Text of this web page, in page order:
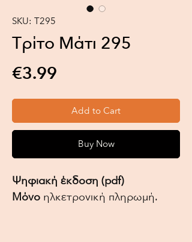
SKU: Τ295
Τρίτο Μάτι 295
€3.99
Add to Cart
Buy Now
Ψηφιακή έκδοση (pdf)
Μόνο ηλκετρονική πληρωμή.